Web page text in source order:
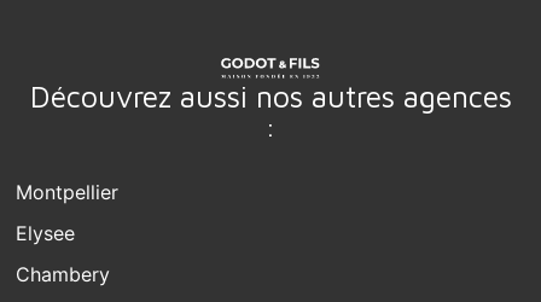
Découvrez aussi nos autres agences
:
Montpellier
Elysee
Chambery